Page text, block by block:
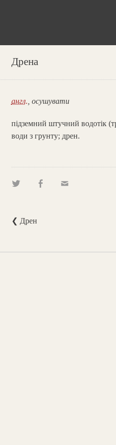
Дрена
англ. , осушувати
підземний штучний водотік
води з грунту; дрен.
❮ Дрен